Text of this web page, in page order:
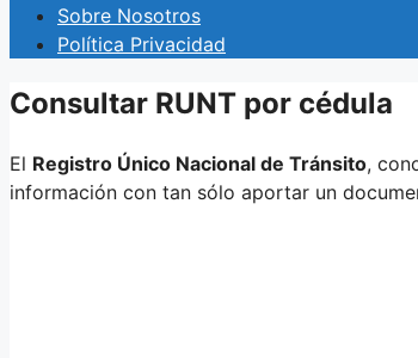
Sobre Nosotros
Política Privacidad
Consultar RUNT por cédula
El Registro Único Nacional de Tránsito,
información con tan sólo aportar un